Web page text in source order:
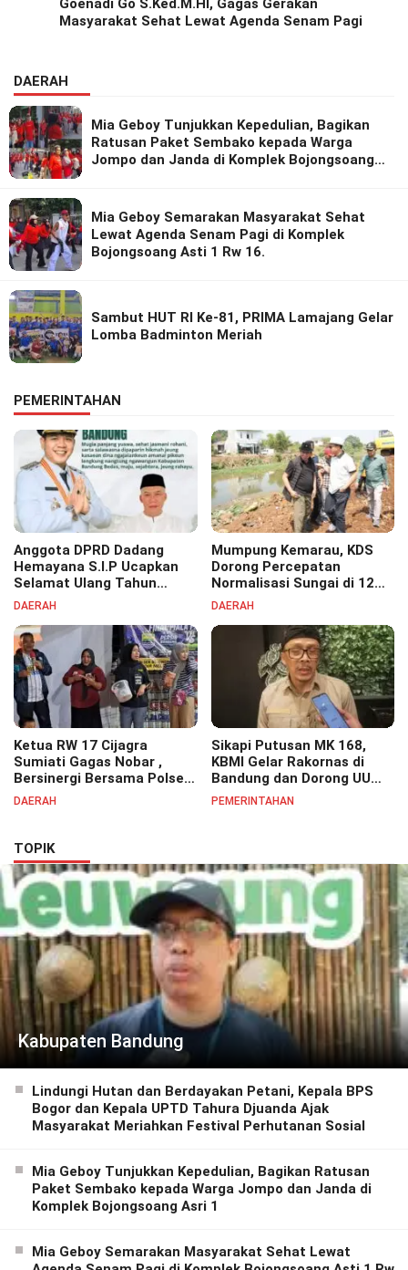
Goenadi Go S.Ked.M.HI, Gagas Gerakan
Masyarakat Sehat Lewat Agenda Senam Pagi
DAERAH
Mia Geboy Tunjukkan Kepedulian, Bagikan
Ratusan Paket Sembako kepada Warga
Jompo dan Janda di Komplek Bojongsoang
Mia Geboy Semarakan Masyarakat Sehat
Lewat Agenda Senam Pagi di Komplek
Bojongsoang Asti 1 Rw 16.
Sambut HUT RI Ke-81, PRIMA Lamajang Gelar
Lomba Badminton Meriah
PEMERINTAHAN
Anggota DPRD Dadang
Hemayana S.I.P Ucapkan
Selamat Ulang Tahun
untuk Bupati Bandung
DAERAH
Mumpung Kemarau, KDS
Dorong Percepatan
Normalisasi Sungai di 12
Kecamatan Tekan Resiko
DAERAH
Ketua RW 17 Cijagra
Sumiati Gagas Nobar ,
Bersinergi Bersama Polsek
Bojongsoang Semarakkan
DAERAH
Sikapi Putusan MK 168,
KBMI Gelar Rakornas di
Bandung dan Dorong UU
Perlindungan Pekerja
PEMERINTAHAN
TOPIK
Kabupaten Bandung
Lindungi Hutan dan Berdayakan Petani, Kepala BPS
Bogor dan Kepala UPTD Tahura Djuanda Ajak
Masyarakat Meriahkan Festival Perhutanan Sosial
Mia Geboy Tunjukkan Kepedulian, Bagikan Ratusan
Paket Sembako kepada Warga Jompo dan Janda di
Komplek Bojongsoang Asri 1
Mia Geboy Semarakan Masyarakat Sehat Lewat